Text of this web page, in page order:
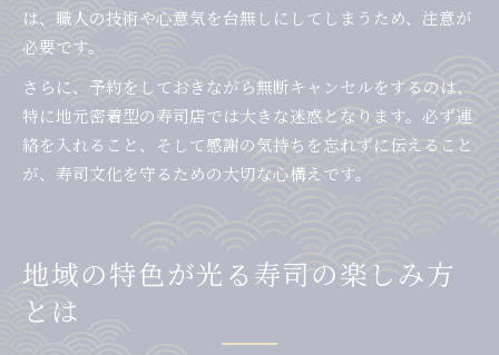
は、職人の技術や心意気を台無しにしてしまうため、注意が
必要です。
さらに、予約をしておきながら無断キャンセルをするのは、
特に地元密着型の寿司店では大きな迷惑となります。必ず連
絡を入れること、そして感謝の気持ちを忘れずに伝えること
が、寿司文化を守るための大切な心構えです。
地域の特色が光る寿司の楽しみ方
とは